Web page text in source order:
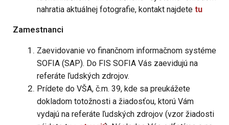
nahratia aktuálnej fotografie, kontakt najdete tu
Zamestnanci
Zaevidovanie vo finančnom informačnom systéme
SOFIA (SAP). Do FIS SOFIA Vás zaevidujú na
referáte ľudských zdrojov.
Prídete do VŠA, č.m. 39, kde sa preukážete
dokladom totožnosti a žiadosťou, ktorú Vám
vydajú na referáte ľudských zdrojov (vzor žiadosti